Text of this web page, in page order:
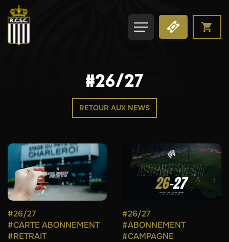
#26/27
RETOUR AUX NEWS
#26/27
#CARTE ABONNEMENT
#RETRAIT
#26/27
#ABONNEMENT
#CAMPAGNE